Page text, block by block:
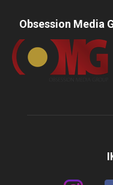
Obsession Media